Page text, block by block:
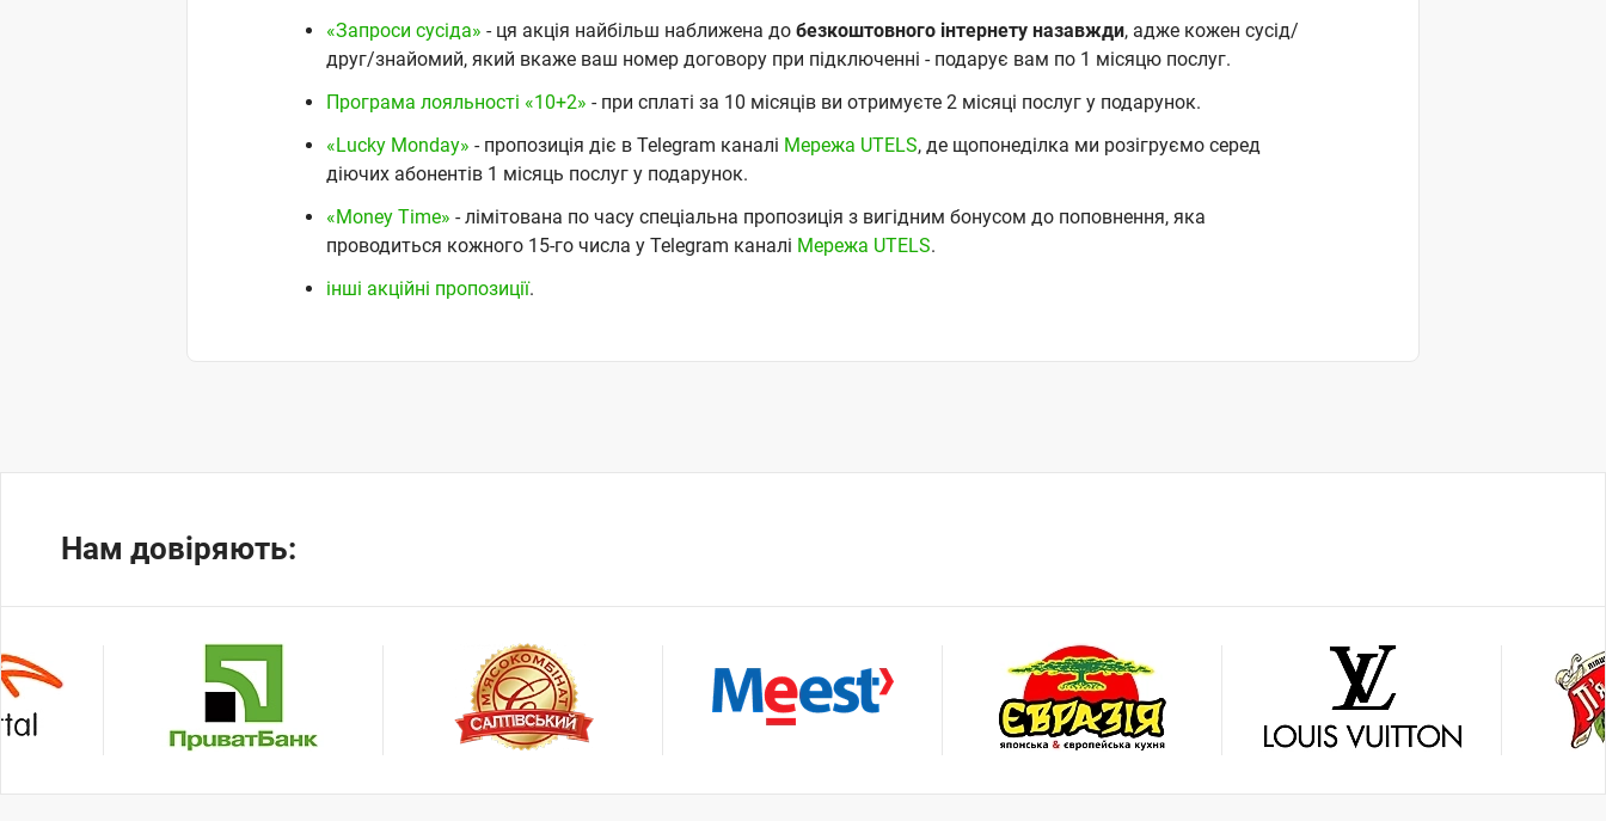
«Запроси сусіда» - ця акція найбільш наближена добезкоштовного інтернету назавжди, адже кожен сусід/
друг/знайомий, який вкаже ваш номер договору при підключенні - подарує вам по 1 місяцю послуг.
Програма лояльності «10+2» - при сплаті за 10 місяців ви отримуєте 2 місяці послуг у подарунок.
«Lucky Monday» - пропозиція діє в Telegram каналі Мережа UTELS, де щопонеділка ми розігруємо серед
діючих абонентів 1 місяць послуг у подарунок.
«Money Time» - лімітована по часу спеціальна пропозиція з вигідним бонусом до поповнення, яка
проводиться кожного 15-го числа у Telegram каналі Мережа UTELS.
інші акційні пропозиції.
Нам довіряють: